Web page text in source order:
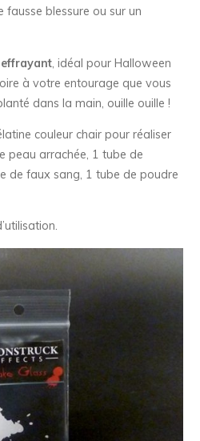
fausse blessure ou sur un
, idéal pour Halloween
à votre entourage que vous
dans la main, ouille ouille !
couleur chair pour réaliser
peau arrachée, 1 tube de
de faux sang, 1 tube de poudre